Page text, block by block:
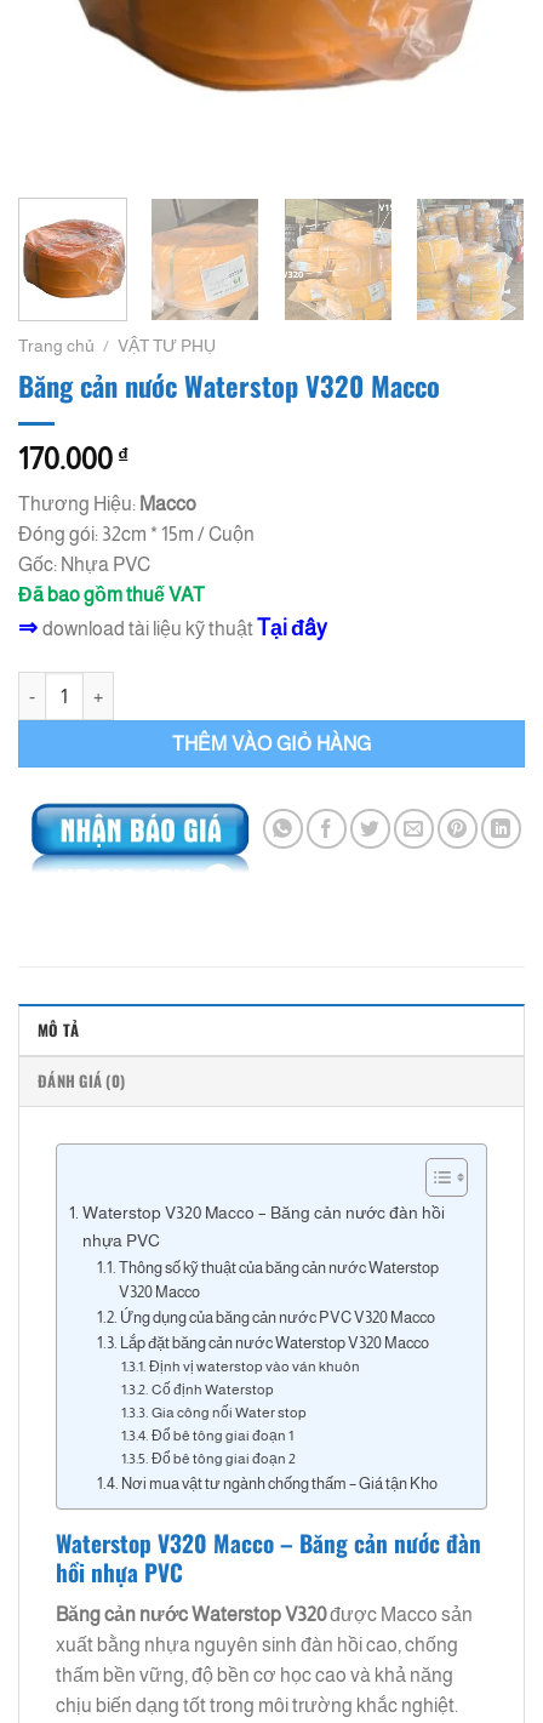
Trang chủ / VẬT TƯ PHỤ
Băng cản nước Waterstop V320 Macco
170.000 ₫
Thương Hiệu: Macco
Đóng gói: 32cm * 15m / Cuộn
Gốc: Nhựa PVC
Đã bao gồm thuế VAT
⇒ download tài liệu kỹ thuậtTại đây
THÊM VÀO GIỎ HÀNG
MÔ TẢ
ĐÁNH GIÁ (0)
Waterstop V320 Macco – Băng cản nước đàn hồi
nhựa PVC
Thông số kỹ thuật của băng cản nước Waterstop
V320 Macco
Ứng dụng của băng cản nước PVC V320 Macco
Lắp đặt băng cản nước Waterstop V320 Macco
Định vị waterstop vào ván khuôn
Cố định Waterstop
Gia công nối Water stop
Đổ bê tông giai đoạn 1
Đổ bê tông giai đoạn 2
Nơi mua vật tư ngành chống thấm – Giá tận Kho
Waterstop V320 Macco – Băng cản nước đàn
hồi nhựa PVC
Băng cản nước WaterstopV320được Macco sản
xuất bằng nhựa nguyên sinh đàn hồi cao, chống
thấm bền vững, độ bền cơ học cao và khả năng
chịu biến dạng tốt trong môi trường khắc nghiệt.